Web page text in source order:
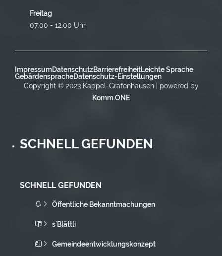
Freitag
07:00 - 12:00 Uhr
ImpressumDatenschutzBarrierefreiheitLeichte Sprache
GebärdenspracheDatenschutz-Einstellungen
Copyright © 2023 Kappel-Grafenhausen | powered by
Komm.ONE
SCHNELL GEFUNDEN
SCHNELL GEFUNDEN
Öffentliche Bekanntmachungen
s`Blättli
Gemeindeentwicklungskonzept